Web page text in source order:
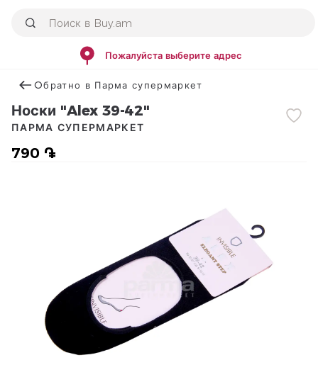
Пожалуйста выберите адрес
Օбратно в Парма супермаркет
Носки "Alex 39-42"
790 ֏
ПАРМА СУПЕРМАРКЕТ